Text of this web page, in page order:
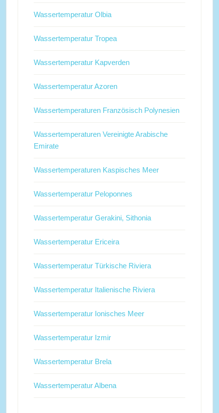
Wassertemperatur Olbia
Wassertemperatur Tropea
Wassertemperatur Kapverden
Wassertemperatur Azoren
Wassertemperaturen Französisch Polynesien
Wassertemperaturen Vereinigte Arabische
Emirate
Wassertemperaturen Kaspisches Meer
Wassertemperatur Peloponnes
Wassertemperatur Gerakini, Sithonia
Wassertemperatur Ericeira
Wassertemperatur Türkische Riviera
Wassertemperatur Italienische Riviera
Wassertemperatur Ionisches Meer
Wassertemperatur Izmir
Wassertemperatur Brela
Wassertemperatur Albena